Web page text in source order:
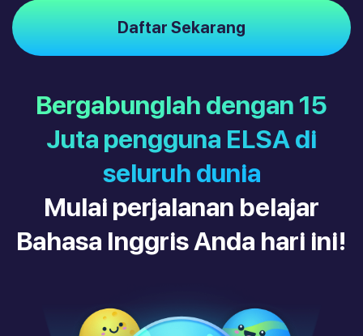
Daftar Sekarang
Bergabunglah dengan 15
Juta pengguna ELSA di
seluruh dunia
Mulai perjalanan belajar
Bahasa Inggris Anda hari ini!